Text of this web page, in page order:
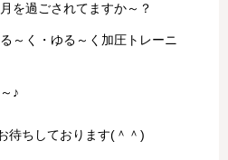
を過ごされてますか～？
～く・ゆる～く加圧トレーニ
♪
待ちしております(＾＾)